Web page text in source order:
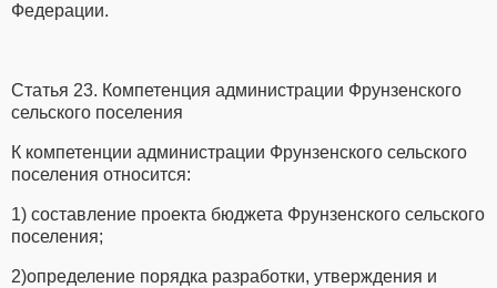
Федерации.
Статья 23. Компетенция администрации Фрунзенского
сельского поселения
К компетенции администрации Фрунзенского сельского
поселения относится:
1) составление проекта бюджета Фрунзенского сельского
поселения;
2)определение порядка разработки, утверждения и